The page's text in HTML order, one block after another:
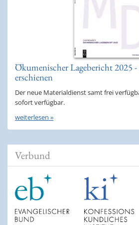
Ökumenischer Lagebericht 2025
erschienen
Der neue Materialdienst samt frei
sofort verfügbar.
weiterlesen »
Verbund